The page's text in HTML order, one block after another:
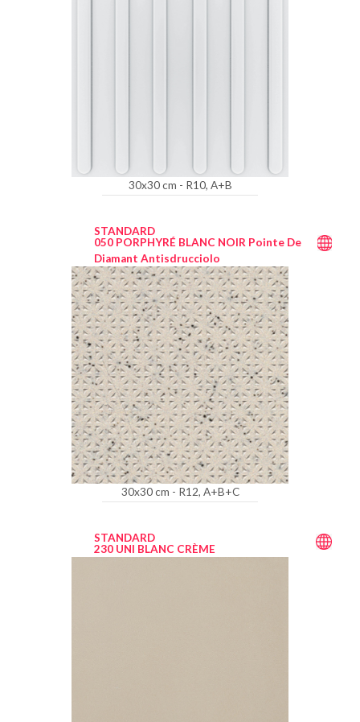
30x30 cm - R10, A+B
STANDARD
050 PORPHYRÉ BLANC NOIR Pointe De
Diamant Antisdrucciolo
30x30 cm - R12, A+B+C
STANDARD
230 UNI BLANC CRÈME